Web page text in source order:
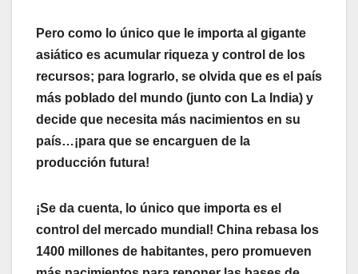
Pero como lo único que le importa al gigante
asiático es acumular riqueza y control de los
recursos; para lograrlo, se olvida que es el país
más poblado del mundo (junto con La India) y
decide que necesita más nacimientos en su
país…¡para que se encarguen de la
producción futura!
¡Se da cuenta, lo único que importa es el
control del mercado mundial! China rebasa los
1400 millones de habitantes, pero promueven